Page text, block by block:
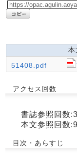
本
51408.pdf
アクセス回数
書誌参照回数
本文参照回数
目次・あらすじ